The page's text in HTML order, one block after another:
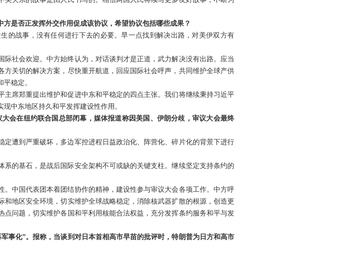
是否正发挥外交作用促成该协议，希望协议包括哪些成果？
的战事，没有任何进行下去的必要。早一点找到解决出路，对美伊双方有
社会欢迎。中方始终认为，对话谈判才是正道，武力解决没有出路。应当
关切的解决方案，尽快重开航道，回应国际社会呼声，共同维护全球产供
稳定。
席郑重提出维护和促进中东和平稳定的四点主张。我们将继续秉持习近平
中东地区持久和平发挥建设性作用。
会在纽约联合国总部闭幕，媒体报道称因美国、伊朗分歧，审议大会最终
遭到严重破坏，多边军控进程日益政治化、阵营化、碎片化的背景下进行
的基石，是战后国际安全架构不可或缺的关键支柱。继续坚定支持条约的
中国代表团本着团结协作的精神，建设性参与审议大会各项工作。中方呼
地区安全环境，切实维护全球战略稳定，消除核武器扩散的根源，创造更
问题，切实维护各国和平利用核能合法权益，充分发挥条约服务和平与发
事化”。报称，当谈到对日本首相高市早苗的批评时，特朗普为日方和高市